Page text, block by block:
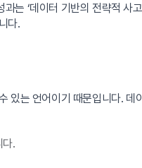
‘데이터 기반의 전략적 사
다.
있는 언어이기 때문입니다. 데
다.